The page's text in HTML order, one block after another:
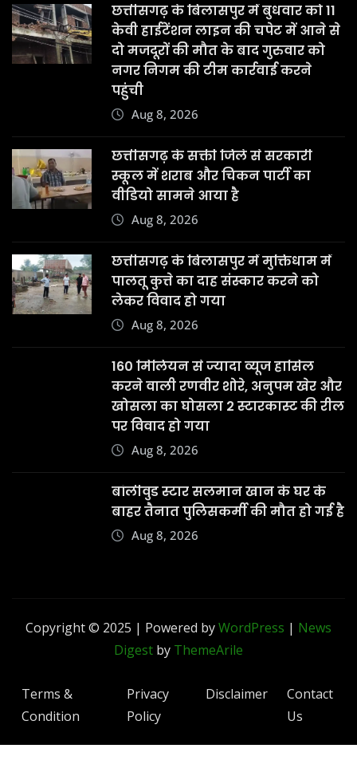
छत्तीसगढ़ के बिलासपुर में बुधवार को 11
केवी हाईटेंशन लाइन की चपेट में आने से
दो मजदूरों की मौत के बाद गुरुवार को
नगर निगम की टीम कार्रवाई करने
पहुंची
Aug 8, 2026
छत्तीसगढ़ के सक्ती जिले से सरकारी
स्कूल में शराब और चिकन पार्टी का
वीडियो सामने आया है
Aug 8, 2026
छत्तीसगढ़ के बिलासपुर में मुक्तिधाम में
पालतू कुत्ते का दाह संस्कार करने को
लेकर विवाद हो गया
Aug 8, 2026
160 मिलियन से ज्यादा व्यूज हासिल
करने वाली रणवीर शोरे, अनुपम खेर और
खोसला का घोसला 2 स्टारकास्ट की रील
पर विवाद हो गया
Aug 8, 2026
बॉलीवुड स्टार सलमान खान के घर के
बाहर तैनात पुलिसकर्मी की मौत हो गई है
Aug 8, 2026
Copyright © 2025 | Powered byWordPress | News
Digest by ThemeArile
Terms &
Condition
Privacy
Policy
Disclaimer
Contact
Us